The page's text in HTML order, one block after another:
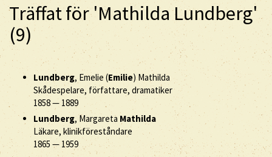
Träffat för 'Mathilda Lundberg'
(9)
Lundberg, Emelie (Emilie) Mathilda
Skådespelare, författare, dramatiker
1858—1889
Lundberg, Margareta Mathilda
Läkare, klinikföreståndare
1865 — 1959